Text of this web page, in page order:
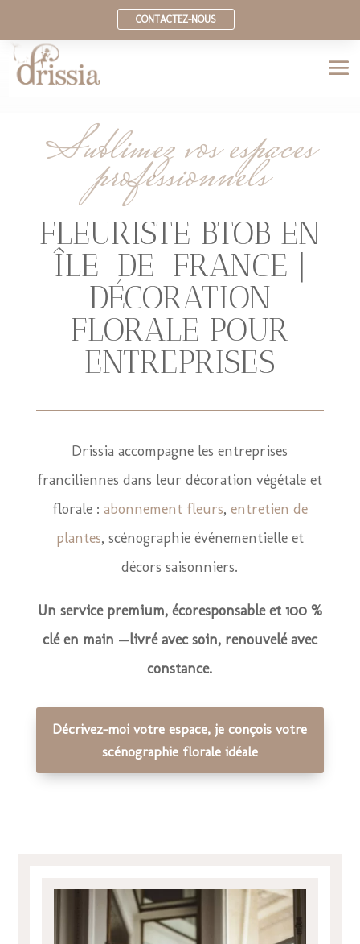
CONTACTEZ-NOUS
Sublimez vos espaces
professionnels
FLEURISTE BTOB EN
ÎLE-DE-FRANCE |
DÉCORATION
FLORALE POUR
ENTREPRISES
Drissia accompagne les entreprises
franciliennes dans leur décoration végétale et
florale : abonnement fleurs, entretien de
plantes, scénographie événementielle et
décors saisonniers.
Un service premium, écoresponsable et 100 %
clé en main —livré avec soin, renouvelé avec
constance.
Décrivez-moi votre espace, je conçois votre
scénographie florale idéale